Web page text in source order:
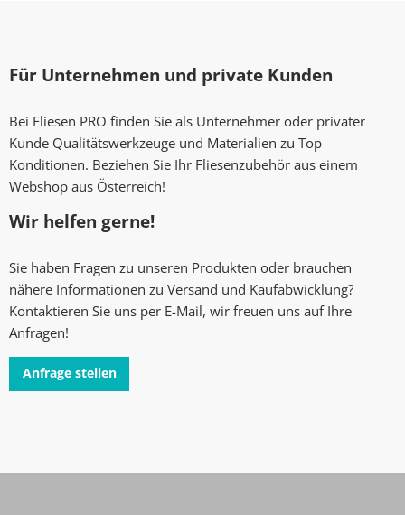
Für Unternehmen und private Kunden
Bei Fliesen PRO finden Sie als Unternehmer oder privater
Kunde Qualitätswerkzeuge und Materialien zu Top
Konditionen. Beziehen Sie Ihr Fliesenzubehör aus einem
Webshop aus Österreich!
Wir helfen gerne!
Sie haben Fragen zu unseren Produkten oder brauchen
nähere Informationen zu Versand und Kaufabwicklung?
Kontaktieren Sie uns per E-Mail, wir freuen uns auf Ihre
Anfragen!
Anfrage stellen